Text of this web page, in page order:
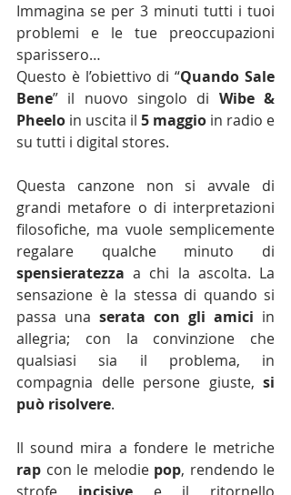
Immagina se per 3 minuti tutti i tuoi
problemi e le tue preoccupazioni
sparissero…
Questo è l’obiettivo di “Quando Sale
Bene” il nuovo singolo di Wibe &
Pheelo in uscita il 5 maggio in radio e
su tutti i digital stores.
Questa canzone non si avvale di
grandi metafore o di interpretazioni
filosofiche, ma vuole semplicemente
spensieratezza a chi la ascolta. La
sensazione è la stessa di quando si
passa una serata con gli amici in
allegria; con la convinzione che
qualsiasi sia il problema, in
compagnia delle persone giuste, si
può risolvere.
rap con le melodie pop, rendendo le